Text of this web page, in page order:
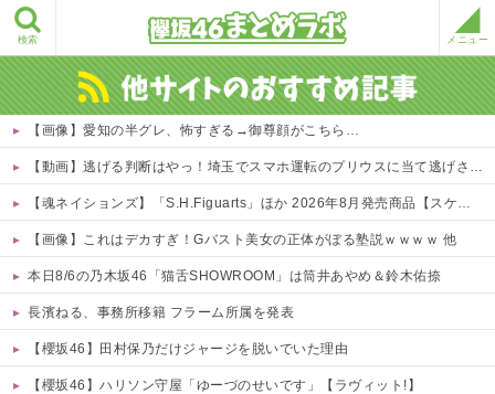
検索 メニュー
【画像】愛知の半グレ、怖すぎる→御尊顔がこちら…
【動画】逃げる判断はやっ！埼玉でスマホ運転のプリウスに当て逃げされる車載。
【魂ネイションズ】「S.H.Figuarts」ほか 2026年8月発売商品【スケジュール公開】
【画像】これはデカすぎ！Gバスト美女の正体がぼる塾説ｗｗｗｗ 他
本日8/6の乃木坂46「猫舌SHOWROOM」は筒井あやめ＆鈴木佑捺
長濱ねる、事務所移籍 フラーム所属を発表
【櫻坂46】田村保乃だけジャージを脱いでいた理由
【櫻坂46】ハリソン守屋「ゆーづのせいです」【ラヴィット!】